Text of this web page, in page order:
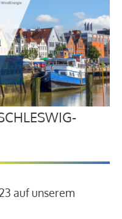
auf unserem